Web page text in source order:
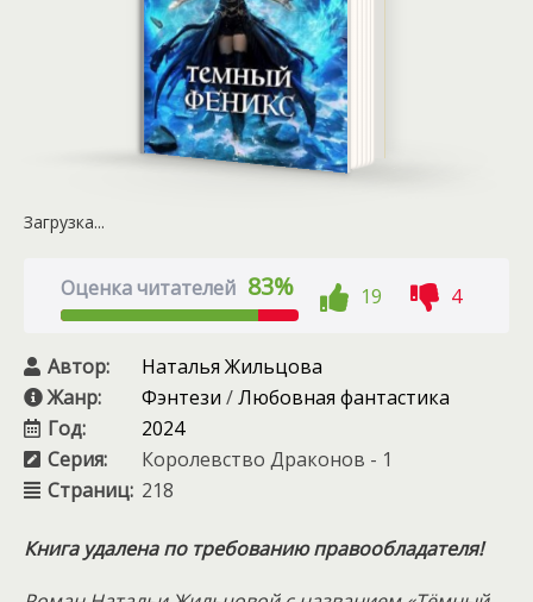
Загрузка...
Оценка читателей 83% 19 4
Автор:
Наталья Жильцова
Жанр:
Фэнтези /Любовная фантастика
Год:
2024
Серия:
Королевство Драконов - 1
Страниц: 218
Книга удалена по требованию правообладателя!